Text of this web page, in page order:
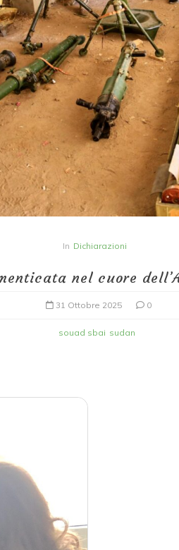
In Dichiarazioni
nel cuore
31 Ottobre 2025 0
souad sbai sudan
NUOVA
0
26